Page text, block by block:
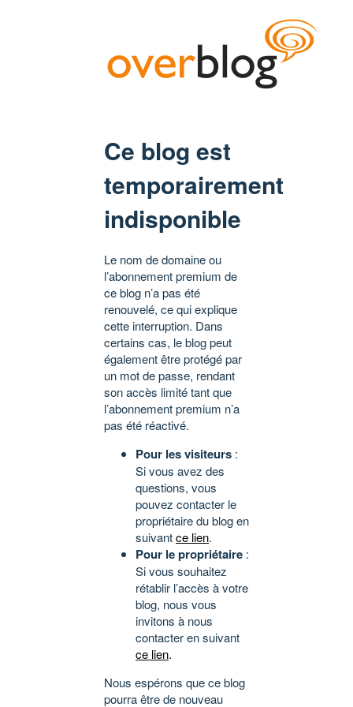
Ce blog est
temporairement
indisponible
Le nom de domaine ou
l’abonnement premium de
ce blog n’a pas été
renouvelé, ce qui explique
cette interruption. Dans
certains cas, le blog peut
également être protégé par
un mot de passe, rendant
son accès limité tant que
l’abonnement premium n’a
pas été réactivé.
Pour les visiteurs :
Si vous avez des
questions, vous
pouvez contacter le
propriétaire du blog en
suivantce lien.
Pour le propriétaire :
Si vous souhaitez
rétablir l’accès à votre
blog, nous vous
invitons à nous
contacter en suivant
ce lien.
Nous espérons que ce blog
pourra être de nouveau